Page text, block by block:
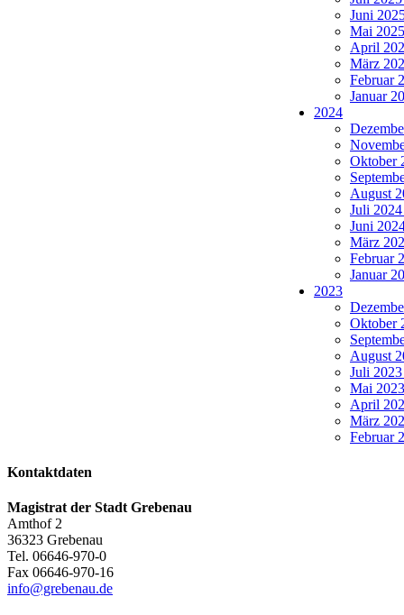
Juni
Mai
April
März
Februar
Januar
2024
Oktober
August
Juli
Juni
März
Februar
Januar
2023
Oktober
August
Juli
Mai
April
März
Februar
Kontaktdaten
Magistrat der Stadt Grebenau
Amthof 2
36323 Grebenau
Tel. 06646-970-0
Fax 06646-970-16
info@grebenau.de